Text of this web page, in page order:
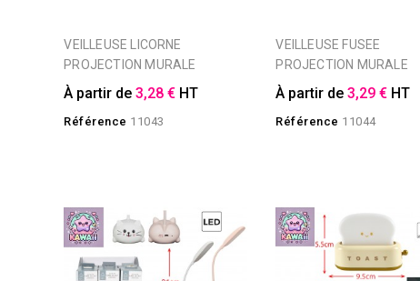
VEILLEUSE LICORNE
PROJECTION MURALE
À partir de3,28 € HT
Référence 11043
VEILLEUSE FUSEE
PROJECTION MURALE
À partir de3,29 € HT
Référence 11044